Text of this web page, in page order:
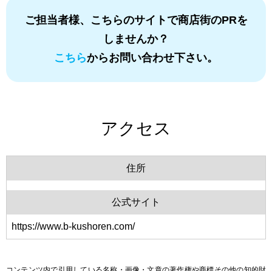
ご担当者様、こちらのサイトで商店街のPRを
しませんか？
こちらからお問い合わせ下さい。
アクセス
住所
公式サイト
https://www.b-kushoren.com/